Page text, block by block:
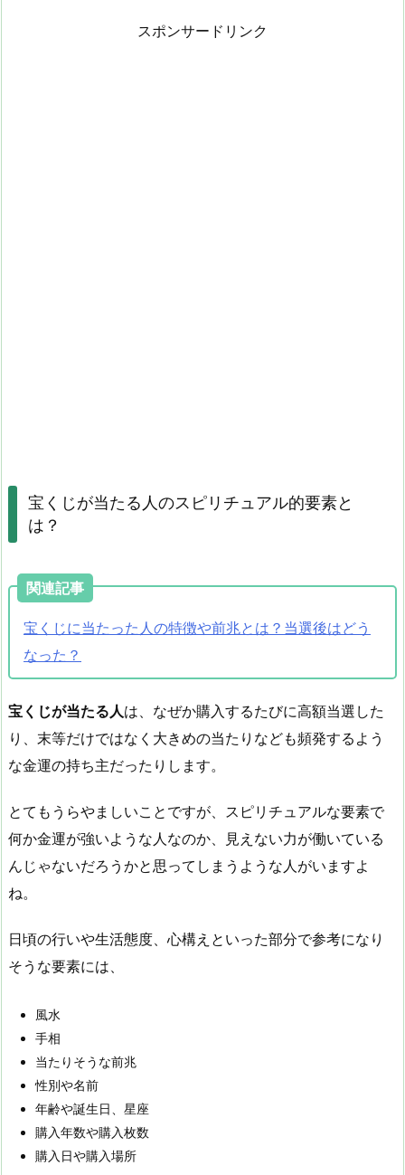
スポンサードリンク
宝くじが当たる人のスピリチュアル的要素と
は？
関連記事
宝くじに当たった人の特徴や前兆とは？当選後はどう
なった？
宝くじが当たる人は、なぜか購入するたびに高額当選した
り、末等だけではなく大きめの当たりなども頻発するよう
な金運の持ち主だったりします。
とてもうらやましいことですが、スピリチュアルな要素で
何か金運が強いような人なのか、見えない力が働いている
んじゃないだろうかと思ってしまうような人がいますよ
ね。
日頃の行いや生活態度、心構えといった部分で参考になり
そうな要素には、
風水
手相
当たりそうな前兆
性別や名前
年齢や誕生日、星座
購入年数や購入枚数
購入日や購入場所